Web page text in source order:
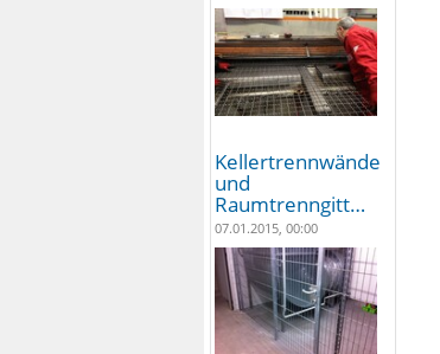
Kellertrennwände
und
Raumtrenngitt…
07.01.2015, 00:00